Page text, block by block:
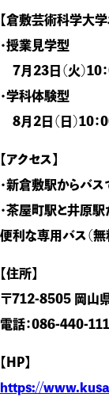
【倉敷芸術科学大学
・授業見学型
7月23日（火）10
・学科体験型
8月2日（日）10：
【アクセス】
・新倉敷駅からバ
・茶屋町駅と井原
便利な専用バス（無
【住所】
〒712-8505 岡山
電話：086-440-1111
【HP】
https://